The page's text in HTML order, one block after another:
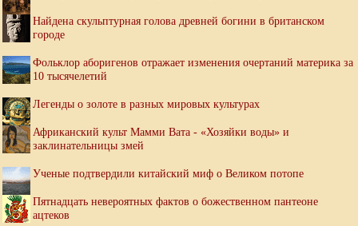
Найдена скульптурная голова древней богини в британском
городе
Фольклор аборигенов отражает изменения очертаний материка за
10 тысячелетий
Легенды о золоте в разных мировых культурах
Африканский культ Мамми Вата - «Хозяйки воды» и
заклинательницы змей
Ученые подтвердили китайский миф о Великом потопе
Пятнадцать невероятных фактов о божественном пантеоне
ацтеков